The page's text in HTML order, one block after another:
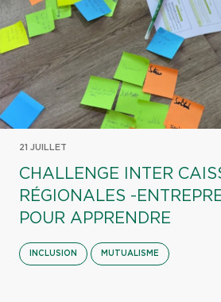
21 JUILLET
CHALLENGE INTER
RÉGIONALES -
POUR APPRENDRE
INCLUSION MUTUALISME